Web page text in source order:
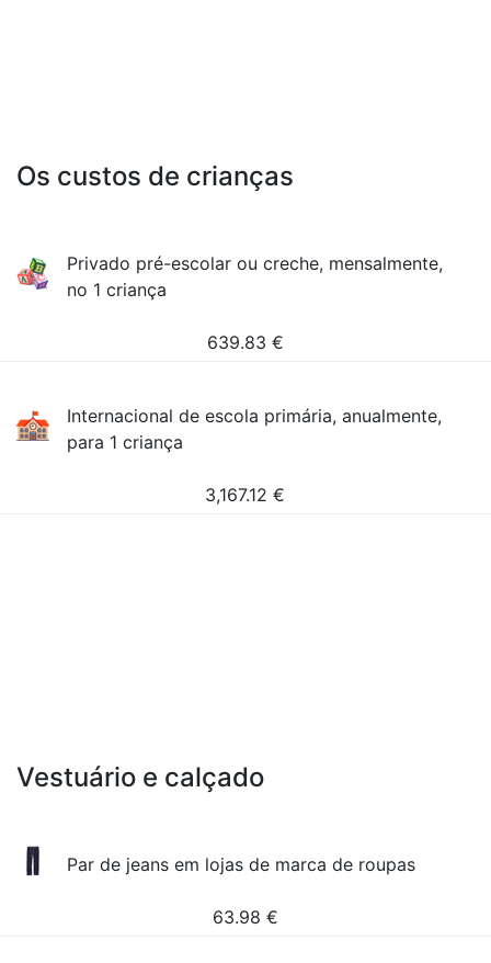
Os custos de crianças
Privado pré-escolar ou creche, mensalmente,
no 1 criança
639.83 €
Internacional de escola primária, anualmente,
para 1 criança
3,167.12 €
Vestuário e calçado
Par de jeans em lojas de marca de roupas
63.98 €